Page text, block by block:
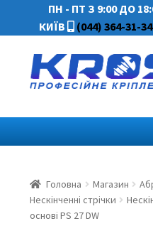
ПН - ПТ З 9:00 ДО
КИЇВ
(044) 364-31-34
Головна Магазин
Нескінченні стрічки
основі PS 27 DW